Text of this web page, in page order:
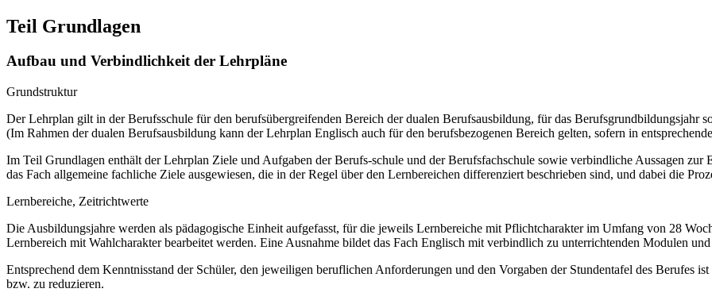
Teil Grundlagen
Aufbau und Verbindlichkeit der Lehrpläne
Grundstruktur
Der Lehrplan gilt in der Berufsschule für den berufsübergreifenden Bereich der dualen Berufsausbildung, für das Berufsgrundbildungsjahr
(Im Rahmen der dualen Berufsausbildung kann der Lehrplan Englisch auch für den berufsbezogenen Bereich gelten, sofern in
Im Teil Grundlagen enthält der Lehrplan Ziele und Aufgaben der Berufs-schule und der Berufsfachschule sowie verbindliche Aussagen
das Fach allgemeine fachliche Ziele ausgewiesen, die in der Regel über den Lernbereichen differenziert beschrieben sind, und dabei die
Lernbereiche, Zeitrichtwerte
Die Ausbildungsjahre werden als pädagogische Einheit aufgefasst, für die jeweils Lernbereiche mit Pflichtcharakter im Umfang von 28
Lernbereich mit Wahlcharakter bearbeitet werden. Eine Ausnahme bildet das Fach Englisch mit verbindlich zu unterrichtenden Modulen
Entsprechend dem Kenntnisstand der Schüler, den jeweiligen beruflichen Anforderungen und den Vorgaben der Stundentafel des Berufes
bzw. zu reduzieren.